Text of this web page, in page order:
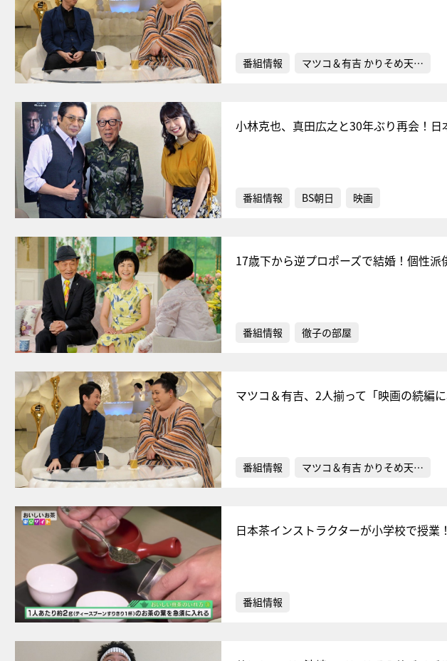
番組情報 マツコ＆有吉 かりそめ天…
小林克也、真田広之と30年ぶり再会！
番組情報 BS朝日 映画
17歳下から逆プロポーズで結婚！個性
番組情報 徹子の部屋
マツコ＆有吉、2人揃って「映画の続編
番組情報 マツコ＆有吉 かりそめ天…
日本茶インストラクターが小学校で授
番組情報